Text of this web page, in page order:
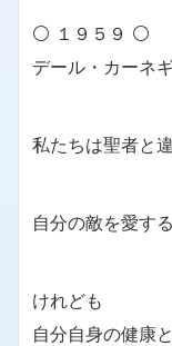
⚪ １９５９ ⚪
デール・カーネ
私たちは聖者と
自分の敵を愛す
けれども
自分自身の健康